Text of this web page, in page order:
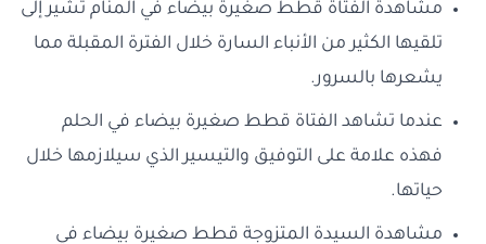
مشاهدة الفتاة قطط صغيرة بيضاء في المنام تشير إلى
تلقيها الكثير من الأنباء السارة خلال الفترة المقبلة مما
يشعرها بالسرور.
عندما تشاهد الفتاة قطط صغيرة بيضاء في الحلم
فهذه علامة على التوفيق والتيسير الذي سيلازمها خلال
حياتها.
مشاهدة السيدة المتزوجة قطط صغيرة بيضاء في